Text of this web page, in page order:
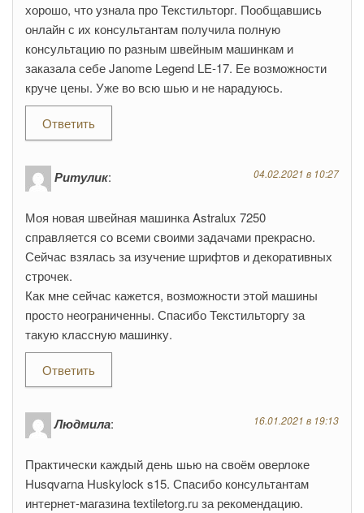
хорошо, что узнала про Текстильторг. Пообщавшись
онлайн с их консультантам получила полную
консультацию по разным швейным машинкам и
заказала себе Janome Legend LE-17. Ее возможности
круче цены. Уже во всю шью и не нарадуюсь.
Ответить
Ритулик: 04.02.2021 в 10:27
Моя новая швейная машинка Astralux 7250
справляется со всеми своими задачами прекрасно.
Сейчас взялась за изучение шрифтов и декоративных
строчек.
Как мне сейчас кажется, возможности этой машины
просто неограниченны. Спасибо Текстильторгу за
такую классную машинку.
Ответить
Людмила: 16.01.2021 в 19:13
Практически каждый день шью на своём оверлоке
Husqvarna Huskylock s15. Спасибо консультантам
интернет-магазина textiletorg.ru за рекомендацию.